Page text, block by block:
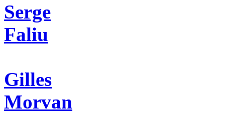
Serge
Faliu
Gilles
Morvan